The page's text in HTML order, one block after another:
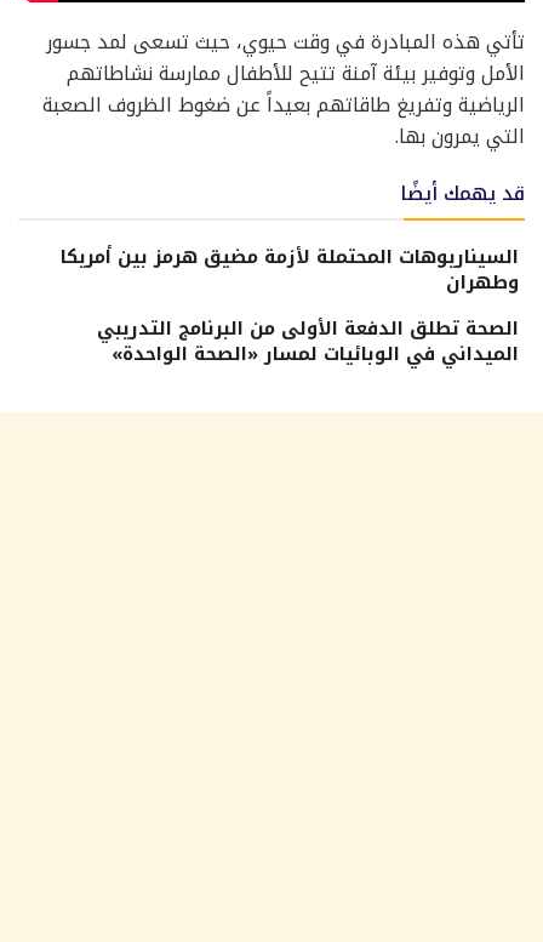
تأتي هذه المبادرة في وقت حيوي، حيث تسعى لمد جسور
الأمل وتوفير بيئة آمنة تتيح للأطفال ممارسة نشاطاتهم
الرياضية وتفريغ طاقاتهم بعيداً عن ضغوط الظروف الصعبة
التي يمرون بها.
قد يهمك أيضًا
السيناريوهات المحتملة لأزمة مضيق هرمز بين أمريكا
وطهران
الصحة تطلق الدفعة الأولى من البرنامج التدريبي
الميداني في الوبائيات لمسار «الصحة الواحدة»